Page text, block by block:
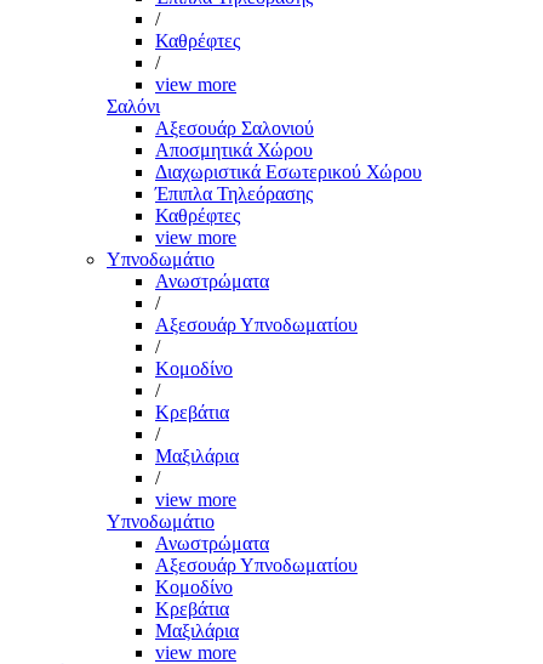
/
Καθρέφτες
/
view more
Σαλόνι
Αξεσουάρ Σαλονιού
Αποσμητικά Χώρου
Διαχωριστικά Εσωτερικού Χώρου
Έπιπλα Τηλεόρασης
Καθρέφτες
view more
Υπνοδωμάτιο
Ανωστρώματα
/
Αξεσουάρ Υπνοδωματίου
/
Κομοδίνο
/
Κρεβάτια
/
Μαξιλάρια
/
view more
Υπνοδωμάτιο
Ανωστρώματα
Αξεσουάρ Υπνοδωματίου
Κομοδίνο
Κρεβάτια
Μαξιλάρια
view more